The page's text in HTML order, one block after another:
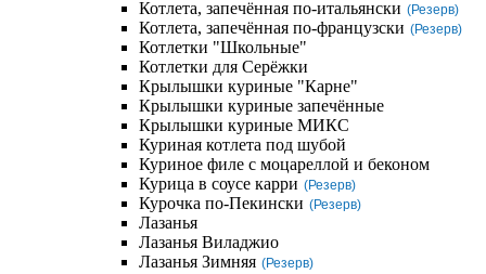
Котлета, запечённая по-итальянски (Резерв)
Котлета, запечённая по-французски (Резерв)
Котлетки "Школьные"
Котлетки для Серёжки
Крылышки куриные "Карне"
Крылышки куриные запечённые
Крылышки куриные МИКС
Куриная котлета под шубой
Куриное филе с моцареллой и беконом
Курица в соусе карри (Резерв)
Курочка по-Пекински (Резерв)
Лазанья
Лазанья Виладжио
Лазанья Зимняя (Резерв)